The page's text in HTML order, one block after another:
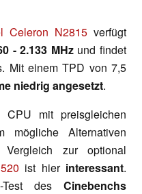
Celeron N2815 verfügt
- 2.133 MHzund findet
Mit einem TPD von 7,5
niedrig angesetzt.
mit preisgleichen
mögliche Alternativen
zur optional
ist hier interessant.
Test des Cinebenchs